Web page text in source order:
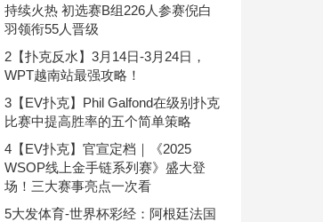
持续火热 初选赛B组226人参赛倪白
羽领衔55人晋级
2 【扑克反水】3月14日-3月24日，
WPT越南站最强攻略！
3 【EV扑克】Phil Galfond在级别扑克
比赛中提高胜率的五个简单策略
4 【EV扑克】官宣定档｜《2025
WSOP线上金手链系列赛》盛大登
场！三大赛事亮点一次看
5大发体育-世界杯彩经：阿根廷法国